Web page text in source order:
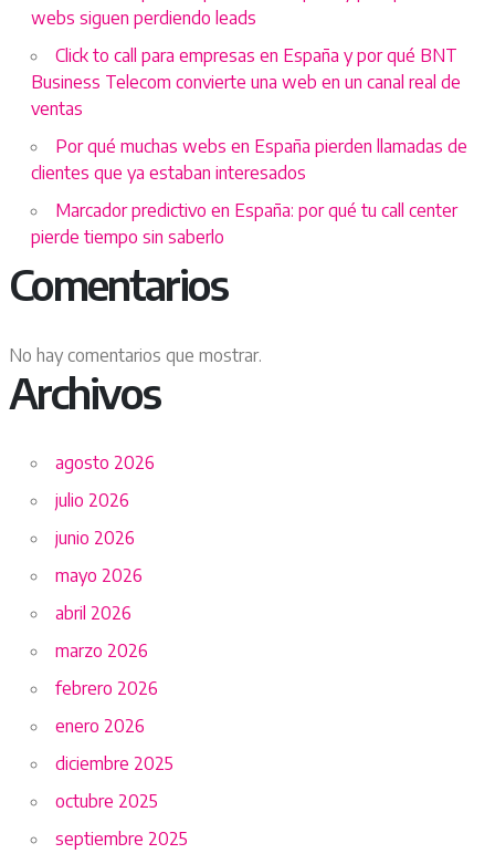
webs siguen perdiendo leads
Click to call para empresas en España y por qué BNT
Business Telecom convierte una web en un canal real de
ventas
Por qué muchas webs en España pierden llamadas de
clientes que ya estaban interesados
Marcador predictivo en España: por qué tu call center
pierde tiempo sin saberlo
Comentarios
No hay comentarios que mostrar.
Archivos
agosto 2026
julio 2026
junio 2026
mayo 2026
abril 2026
marzo 2026
febrero 2026
enero 2026
diciembre 2025
octubre 2025
septiembre 2025